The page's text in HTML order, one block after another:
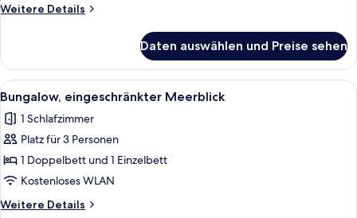
Weitere Details
Weitere
eigener
Pool,
Gartenblick
Daten auswählen und Preise sehen
Alle
Fotos
für
Bungalow,
eingeschränkter
Meerblick
anzeigen
Ein Häuschen mit Strohdach und
10
Bungalow, eingeschränkter Meerblick
1 Schlafzimmer
Platz für 3 Personen
1 Doppelbett und 1 Einzelbett
Kostenloses WLAN
Weitere Details
Weitere